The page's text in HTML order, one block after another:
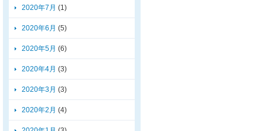
2020年7月 (1)
2020年6月 (5)
2020年5月 (6)
2020年4月 (3)
2020年3月 (3)
2020年2月 (4)